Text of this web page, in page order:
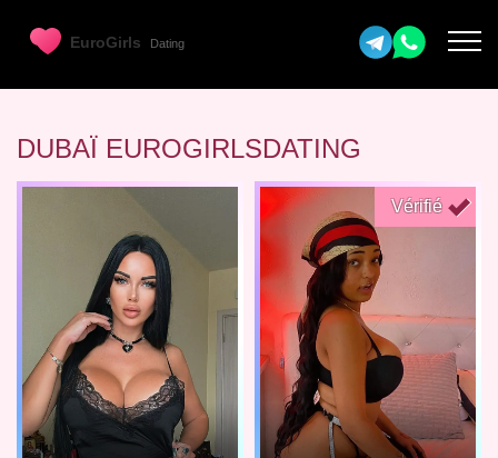
DUBAÏ EUROGIRLSDATING
Vérifié